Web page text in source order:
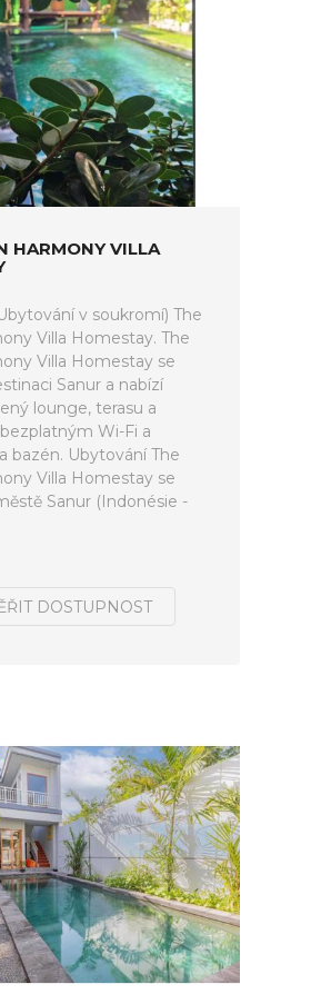
HARMONY VILLA
v soukromí) The
Villa Homestay. The
Villa Homestay se
Sanur a nabízí
lounge, terasu a
Wi-Fi a
bazén. Ubytování The
Villa Homestay se
Sanur (Indonésie -
DOSTUPNOST